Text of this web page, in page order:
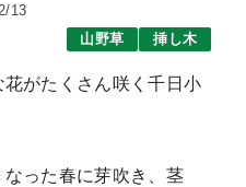
13
山野草
挿し木
がたくさん咲く千日小
った春に芽吹き、茎